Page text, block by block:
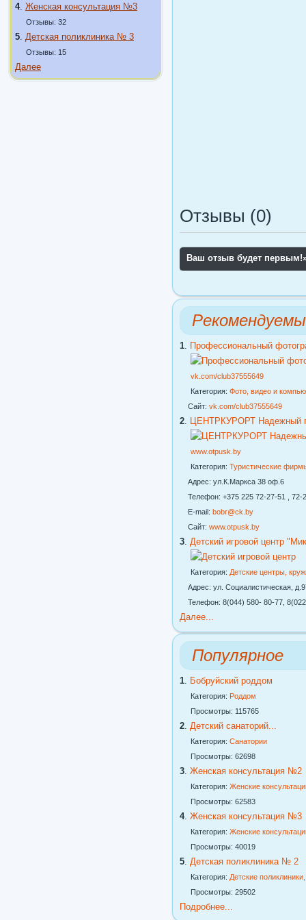
4. Женская консультация №3
Отзывы: 32
5 Детская поликлиника № 3
Отзывы: 15
Далее
Отзывы (0)
Ваш отзыв будет первым!
1. Профессиональный
vk.com/club37555649
Категория: Фото, видео и
Сайт: vk.com/club37555649
2. ЦЕНТРКУРОРТ Надежный
www.otpusk.by
Категория: Туристические
Адрес: ул.К.Маркса 38 оф.6
Телефон: +375 225 72-27-51 , 72-
E-mail: bobr@ck.by
Сайт: www.otpusk.by
3. Детский игровой центр
Категория: Детские центры,
Адрес: ул. Социалистическая,
Телефон: 8(044) 580- 80-77,
Далее...
Популярное
1. Бобруйский роддом
Категория: Роддом
Просмотры: 115765
2. Детский санаторий...
Категория: Санатории
Просмотры: 62698
3. Женская консультация №2
Категория: Женские
Просмотры: 62583
4. Женская консультация №3
Категория: Женские
Просмотры: 40019
5. Детская поликлиника № 2
Категория: Детские
Просмотры: 29502
Подробнее...